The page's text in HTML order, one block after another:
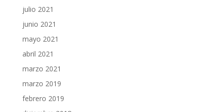
julio 2021
junio 2021
mayo 2021
abril 2021
marzo 2021
marzo 2019
febrero 2019